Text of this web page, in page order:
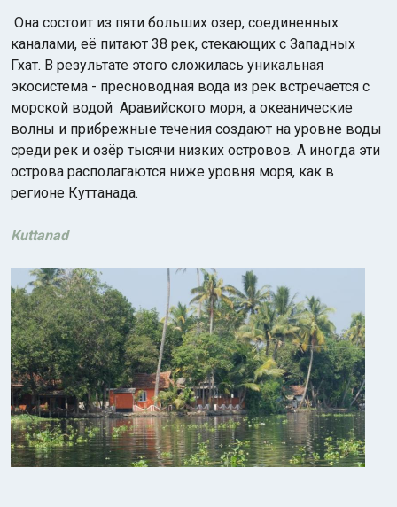
Она состоит из пяти больших озер, соединенных
каналами, её питают 38 рек, стекающих с Западных
Гхат. В результате этого сложилась уникальная
экосистема - пресноводная вода из рек встречается с
морской водой Аравийского моря, а океанические
волны и прибрежные течения создают на уровне воды
среди рек и озёр тысячи низких островов. А иногда эти
острова располагаются ниже уровня моря, как в
регионе Куттанада.
Кuttanad